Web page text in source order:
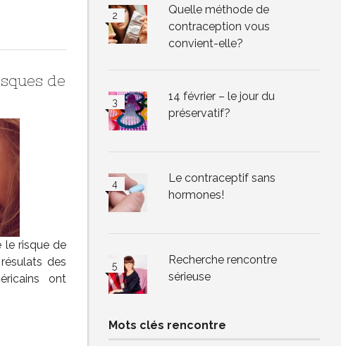
de
le risque de
des
ont
Quelle méthode de
contraception vous
convient-elle?
14 février – le jour du
préservatif?
Le contraceptif sans
hormones!
Recherche rencontre
sérieuse
Mots clés rencontre